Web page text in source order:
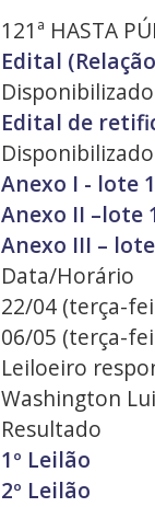
121ª HASTA
Edital
Edital de
Anexo I - lote
Anexo II –lote
Anexo III –
Data/Horário
22/04 (terça-
06/05 (terça-
Leiloeiro
Washington
Resultado
1º Leilão
2º Leilão